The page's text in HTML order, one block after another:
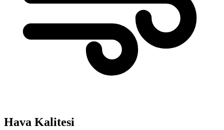
Hava Kalitesi